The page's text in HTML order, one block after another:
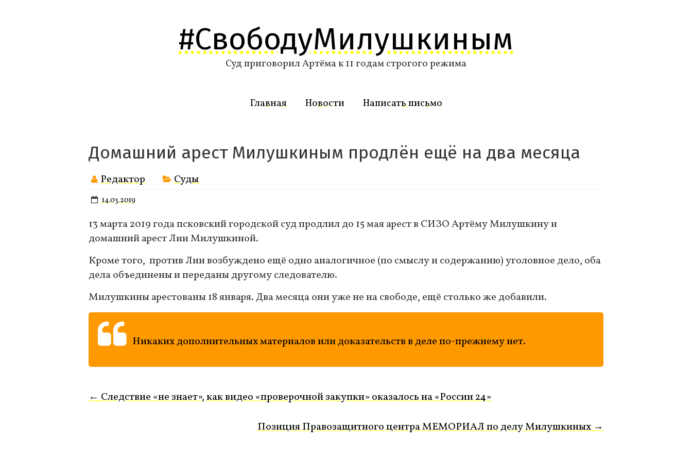
#СвободуМилушкиным
Суд приговорил Артёма к 11 годам строгого режима
Главная Новости Написать письмо
Домашний арест Милушкиным продлён ещё на два месяца
Редактор Суды
14.03.2019
13 марта 2019 года псковский городской суд продлил до 15 мая арест в СИЗО Артёму Милушкину и
домашний арест Лии Милушкиной.
Кроме того, против Лии возбуждено ещё одно аналогичное (по смыслу и содержанию) уголовное дело, оба
дела объединены и переданы другому следователю.
Милушкины арестованы 18 января. Два месяца они уже не на свободе, ещё столько же добавили.
Никаких дополнительных материалов или доказательств в деле по-прежнему нет.
←Следствие «не знает», как видео «проверочной закупки» оказалось на «России 24»
Позиция Правозащитного центра МЕМОРИАЛ по делу Милушкиных→